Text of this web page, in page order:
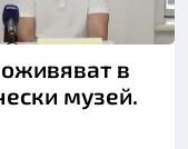
в
музей.